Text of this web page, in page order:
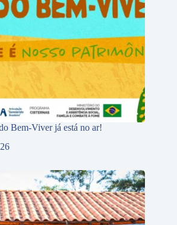
Bem-Viver já está no ar!